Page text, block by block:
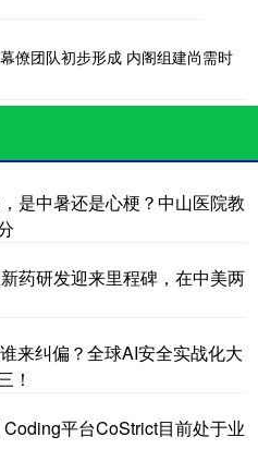
僚团队初步形成 内阁组建尚需时
是中暑还是心梗？中山医院教
药研发迎来里程碑，在中美两
来纠偏？全球AI安全实战化大
！
平台CoStrict目前处于业